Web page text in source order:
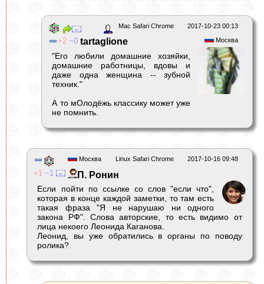
2017-10-23 00:13
Mac Safari Chrome
Москва
2 0 tartaglione
"Его любили домашние хозяйки,
домашние работницы, вдовы и
даже одна женщина -- зубной
техник."
А то мОлодёжь классику может уже
не помнить.
2017-10-16 09:48
Linux Safari Chrome
Москва
1 1 П. Ронин
Если пойти по ссылке со слов "если что",
которая в конце каждой заметки, то там есть
такая фраза "Я не нарушаю ни одного
закона РФ". Слова авторские, то есть видимо от
лица некоего Леонида Каганова.
Леонид, вы уже обратились в органы по поводу
ролика?